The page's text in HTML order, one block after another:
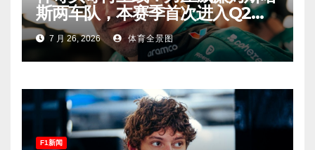
斯两车队，本赛季首次进入Q2，
车迷终于扬眉吐气！
7 月 26, 2026 体育全景图
F1新闻